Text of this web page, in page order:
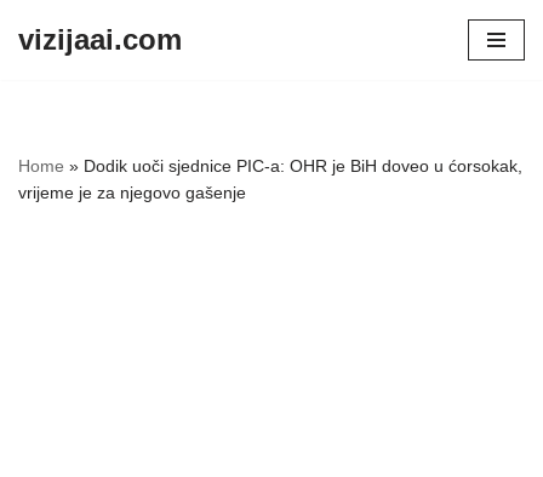
vizijaai.com
Home » Dodik uoči sjednice PIC-a: OHR je BiH doveo u ćorsokak,
vrijeme je za njegovo gašenje